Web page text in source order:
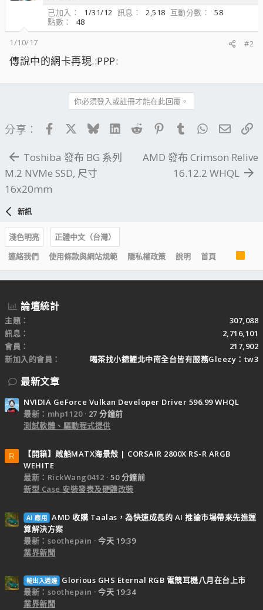
已加入
1/31/12 訊息 2,518 互動分數
58
點數
48
1/10/17
#2
傳說中的網卡再現.:PPP:
你必須登入或註冊才能在此回覆。
分享： FacebookBlueskyLinkedIn
Reddit PinterestTumblrWhatsApp
電子
Toshiba 發布 BG 系列
M.2 NVMe SSD, 尺寸
16x20mm
AMD 發布 Crimson Relive
16.12.2 WHQL
新訊
淺色明亮
正體中文（台灣）
連絡我們
使用條款與網站規範 隱私權政策 說明 首頁
R
S
S
論壇統計
主題
307,088
訊息
2,716,101
會員
217,902
新加入的會員
喝茶找小錦鯉北中南全台皆有服務Gleezy：tw3
最新文章
NVIDIA GeForce Vulkan Developer Driver 596.99 WHQL
最新：mhp1120
27 分鐘前
測試軟體、驅動程式提供
R
【開箱】賊船MATX海景殼 | CORSAIR 2800X RS-R ARGB
WEHITE
最新：RickWang0412
50 分鐘前
新型 Case 安裝發表及硬體改裝
AI 應用 AMD 收購 Taalas，為快速成長的 AI 推論市場帶來先進運
算解決方案
最新：soothepain
今天 19:39
業界新聞
輸出入週邊
Glorious GHS Eternal RGB 電競耳機八月在台上市
最新：soothepain
今天 19:34
業界新聞